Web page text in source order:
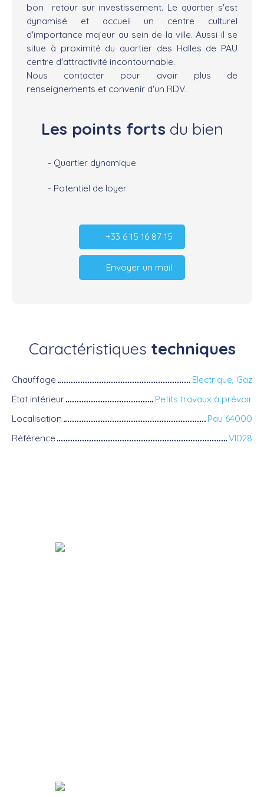
bon retour sur investissement. Le quartier s'est
dynamisé et accueil un centre culturel
d'importance majeur au sein de la ville. Aussi il se
situe à proximité du quartier des Halles de PAU
centre d'attractivité incontournable.
Nous contacter pour avoir plus de
renseignements et convenir d'un RDV.
Les points forts du bien
- Quartier dynamique
- Potentiel de loyer
+33 6 15 16 87 15
Envoyer un mail
Caractéristiques techniques
Chauffage
Electrique, Gaz
État intérieur
Petits travaux à prévoir
Localisation
Pau 64000
Référence
VI028